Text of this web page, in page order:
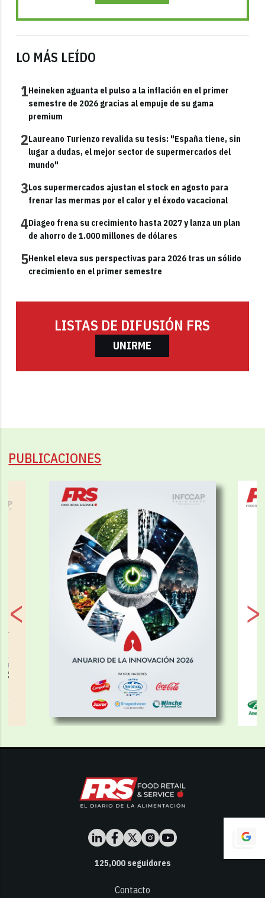
LO MÁS LEÍDO
1Heineken aguanta el pulso a la inflación en el primer
semestre de 2026 gracias al empuje de su gama
premium
2Laureano Turienzo revalida su tesis: "España tiene, sin
lugar a dudas, el mejor sector de supermercados del
mundo"
3Los supermercados ajustan el stock en agosto para
frenar las mermas por el calor y el éxodo vacacional
4Diageo frena su crecimiento hasta 2027 y lanza un plan
de ahorro de 1.000 millones de dólares
5Henkel eleva sus perspectivas para 2026 tras un sólido
crecimiento en el primer semestre
LISTAS DE DIFUSIÓN FRS
UNIRME
PUBLICACIONES
125,000seguidores
Contacto